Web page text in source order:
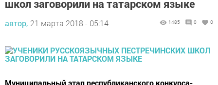
школ заговорили на татарском языке
автор, 21 марта 2018 - 05:14 1485 0 0